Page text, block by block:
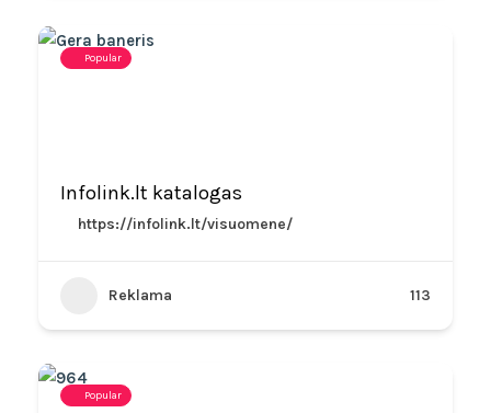
Popular
Infolink.lt katalogas
https://infolink.lt/visuomene/
Reklama 113
Popular